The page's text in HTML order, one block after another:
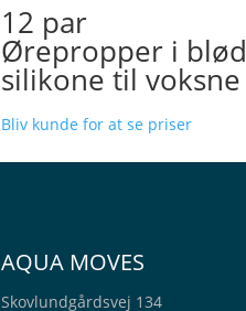
12 par
Ørepropper i blød
silikone til voksne
Bliv kunde for at se priser
AQUA MOVES
Skovlundgårdsvej 134